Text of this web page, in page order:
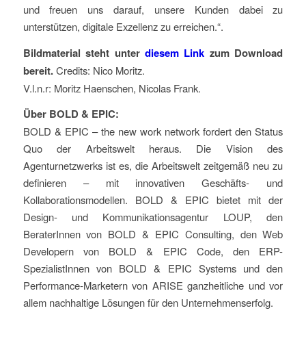
und freuen uns darauf, unsere Kunden dabei zu
unterstützen, digitale Exzellenz zu erreichen.“.
Bildmaterial steht unter diesem Link zum Download
bereit.Credits: Nico Moritz.
V.l.n.r: Moritz Haenschen, Nicolas Frank.
Über BOLD & EPIC:
BOLD & EPIC – the new work network fordert den Status
Quo der Arbeitswelt heraus. Die Vision des
Agenturnetzwerks ist es, die Arbeitswelt zeitgemäß neu zu
definieren – mit innovativen Geschäfts- und
Kollaborationsmodellen. BOLD & EPIC bietet mit der
Design- und Kommunikationsagentur LOUP, den
BeraterInnen von BOLD & EPIC Consulting, den Web
Developern von BOLD & EPIC Code, den ERP-
SpezialistInnen von BOLD & EPIC Systems und den
Performance-Marketern von ARISEganzheitliche und vor
allem nachhaltige Lösungen für den Unternehmenserfolg.